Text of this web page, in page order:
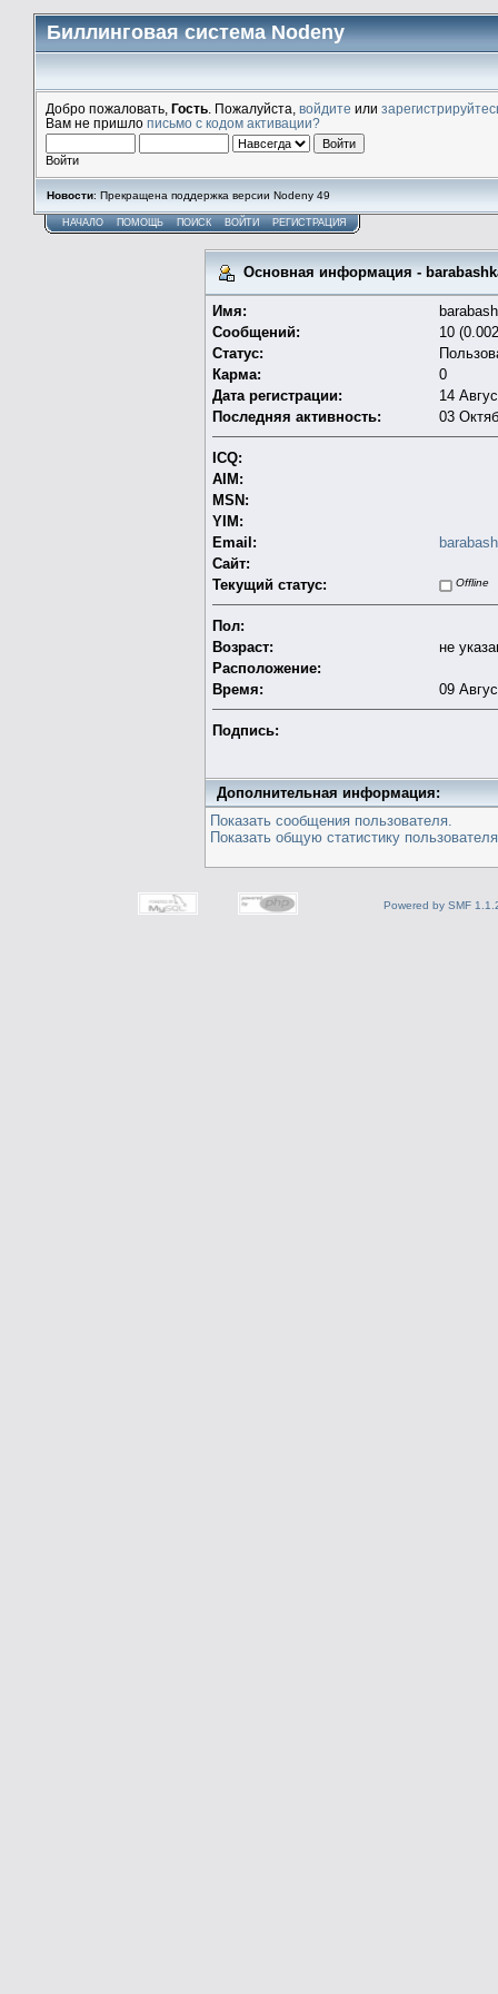
Биллинговая система Nodeny
Добро пожаловать, Гость . Пожалуйста, войдите или
Вам не пришло письмо с кодом активации?
Войти
Новости: Прекращена поддержка версии Nodeny 49
НАЧАЛО ПОМОЩЬ ПОИСК ВОЙТИ РЕГИСТРАЦИЯ
Основная информация -
Имя:
Сообщений:
10
Статус:
Карма:
0
Дата регистрации:
14
Последняя активность:
03
ICQ:
AIM:
MSN:
YIM:
Email:
Сайт:
Текущий статус:
Offline
Пол:
Возраст:
не
Расположение:
Время:
09
Подпись:
Дополнительная информация:
Показать сообщения пользователя.
Показать общую статистику
Powered by SMF